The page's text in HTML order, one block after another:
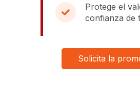
Protege el
confianza de
Solicita la